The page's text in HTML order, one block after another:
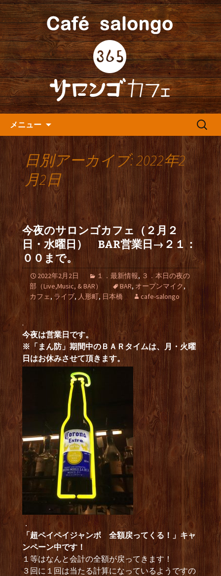
人形町の『365(サロンゴ)カフ
ェ』よりお知らせ
人形町の音楽カフェ『365カフェ』より
最新情報をお届けします。
メニュー
検
日別アーカイブ: 2022年2
月2日
今夜のサロンゴカフェ（２月２
日・水曜日） BAR営業日→２１：
００まで。
2022年2月2日 １．最新情報, ３．本日の夜の
部（Live,Music, & BAR）
BAR, オープンマイク,
カフェ, ライブ, 人形町, 日本橋 cafe-salongo
.
今夜は営業日です。
※「まん防」期間中のＢＡＲタイムは、月・火曜
日はお休みさせて頂きます。
．
「超ペイペイジャンボ 全額戻ってくる！」キャ
ンペーン中です！
１等はなんと会計の全額が戻ってきます！
３回に１回は当たる計算になっているようですの